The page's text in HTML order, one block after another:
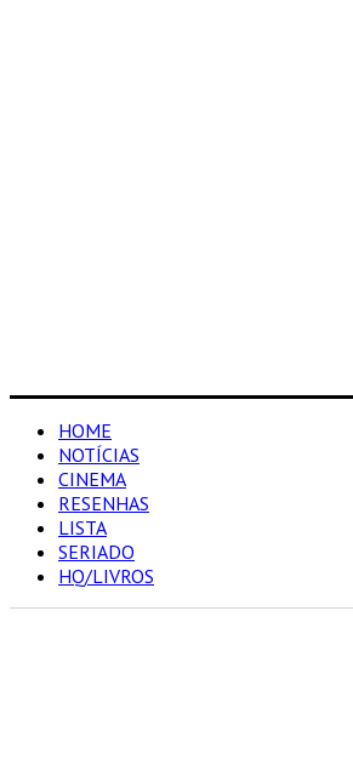
HOME
NOTÍCIAS
CINEMA
RESENHAS
LISTA
SERIADO
HQ/LIVROS